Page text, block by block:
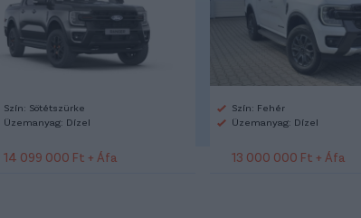
Szín: Sötétszürke
Üzemanyag: Dízel
14 099 000 Ft + Áfa
Szín: Fehér
Üzemanyag: Dízel
13 000 000 Ft + Áfa